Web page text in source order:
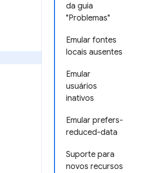
da guia
"Problemas"
Emular fontes
locais ausentes
Emular
usuários
inativos
Emular prefers-
reduced-data
Suporte para
novos recursos